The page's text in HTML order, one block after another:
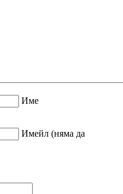
Име
Имейл (няма да